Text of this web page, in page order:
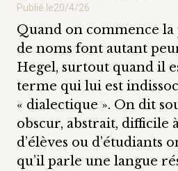
Publié le20/4/26
Quand on commence
de noms font autant
Hegel, surtout quand il
terme qui lui est
« dialectique ». On dit
obscur, abstrait, difficile
d’élèves ou d’étudiants
qu’il parle une langue